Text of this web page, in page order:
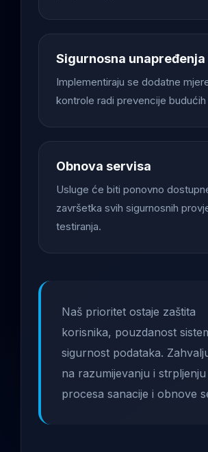
Sigurnosna unapređenja
Implementiraju se dodatne
kontrole radi prevencije budućih
Obnova servisa
Usluge će biti ponovno
završetka svih sigurnosnih
testiranja.
Naš prioritet ostaje zaštita
korisnika, pouzdanost
sigurnost podataka.
na razumijevanju i
procesa sanacije i obnove